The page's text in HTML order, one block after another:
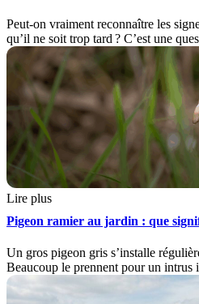
Peut-on vraiment reconnaître les
qu’il ne soit trop tard ? C’est une
Lire plus
Pigeon ramier au jardin : que
Un gros pigeon gris s’installe
Beaucoup le prennent pour un intrus